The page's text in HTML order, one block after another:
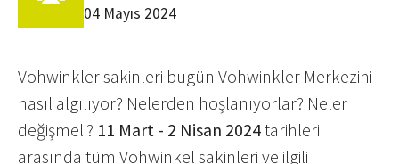
04 Mayıs 2024
Vohwinkler sakinleri bugün Vohwinkler Merkezini
nasıl algılıyor? Nelerden hoşlanıyorlar? Neler
değişmeli? 11 Mart - 2 Nisan 2024tarihleri
arasında tüm Vohwinkel sakinleri ve ilgili